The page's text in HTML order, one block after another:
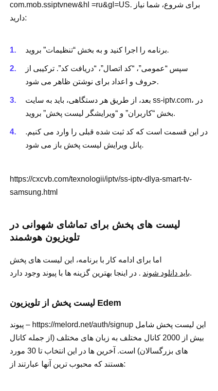
com.mob.ssiptvnew&hl =ru&gl=US. برای شروع، شما نیاز
دارید:
برنامه را اجرا کنید و به بخش “تنظیمات” بروید.
سپس “عمومی”، “کد اتصال”، “دریافت کد”. ترکیبی از
حروف و اعداد برای نوشتن ظاهر می شود.
بعد، از طریق هر دستگاهی، باید به سایت ss-iptv.com، در
بخش “کاربران” و “ویرایشگر لیست پخش” بروید.
در این قسمت است که کد ثبت شده قبلی را وارد می کنیم.
پانل ویرایش لیست پخش باز می شود.
https://cxcvb.com/texnologii/iptv/ss-iptv-dlya-smart-tv-
samsung.html
لیست های پخش برای تماشای شهوانی در
تلویزیون هوشمند
اما برای ادامه کار با برنامه، این لیست های پخش
باید دانلود شوند. در اینجا بهترین گزینه ها با پیوند وجود دارد.
لیست پخش از تلویزیون Edem
پیوند – https://melord.net/auth/signup این لیست پخش شامل
بیش از 2000 کانال مختلف به زبان های مختلف (از جمله کانال
های بزرگسالان) است. آخرین ها در این انتخاب تا 30 مورد
هستند که محبوب ترین آنها عبارتند از: